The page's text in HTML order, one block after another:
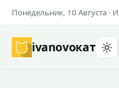
Понедельник, 10 Августа ·
ivanovoкат